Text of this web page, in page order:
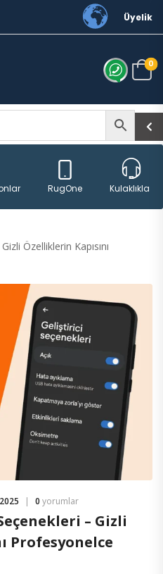
Üyelik
0
RugOne Kulaklıklar
Özelliklerin Kapısını
0 yorumlar
– Gizli
Profesyonelce